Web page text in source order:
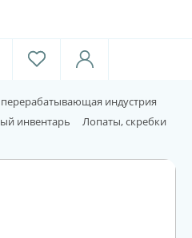
индустрия
инвентарь
Лопаты, скребки